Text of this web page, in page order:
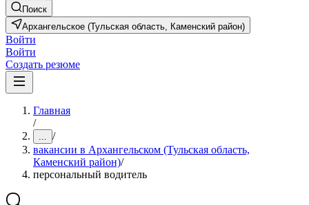
Поиск
Архангельское (Тульская область, Каменский район)
Войти
Войти
Создать резюме
Главная
/
... /
вакансии в Архангельском (Тульская область,
Каменский район)/
персональный водитель